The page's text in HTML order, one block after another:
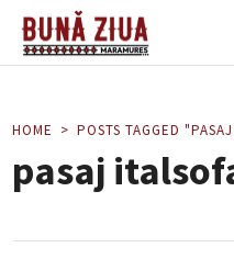
HOME POSTS TAGGED
pasaj